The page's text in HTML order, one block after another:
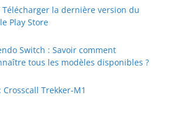
Télécharger la dernière version du
Play Store
Switch : Savoir comment
tous les modèles disponibles ?
Crosscall Trekker-M1